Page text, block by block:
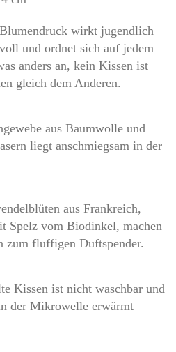
wirkt jugendlich
und ordnet sich auf jedem
anders an, kein Kissen ist
gleich dem Anderen.
aus Baumwolle und
liegt anschmiegsam in der
aus Frankreich,
Spelz vom Biodinkel, machen
zum fluffigen Duftspender.
Kissen ist nicht waschbar und
der Mikrowelle erwärmt